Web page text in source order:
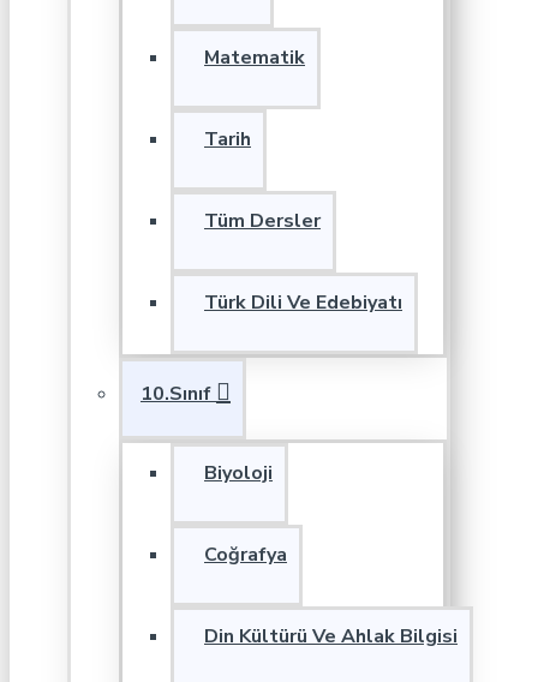
Matematik
Tarih
Tüm Dersler
Türk Dili Ve Edebiyatı
10.Sınıf
Biyoloji
Coğrafya
Din Kültürü Ve Ahlak Bilgisi